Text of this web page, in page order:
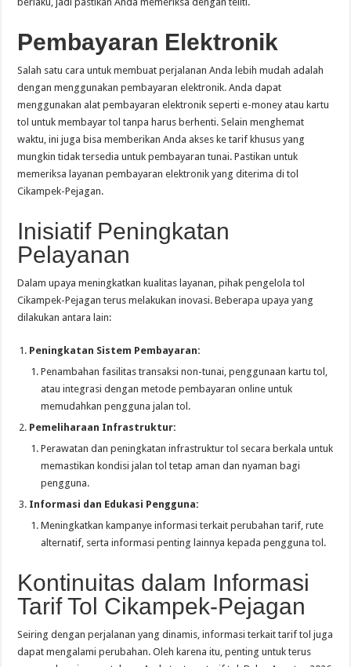
Pembayaran Elektronik
Salah satu cara untuk membuat perjalanan Anda lebih mudah adalah
dengan menggunakan pembayaran elektronik. Anda dapat
menggunakan alat pembayaran elektronik seperti e-money atau kartu
tol untuk membayar tol tanpa harus berhenti. Selain menghemat
waktu, ini juga bisa memberikan Anda akses ke tarif khusus yang
mungkin tidak tersedia untuk pembayaran tunai. Pastikan untuk
memeriksa layanan pembayaran elektronik yang diterima di tol
Cikampek-Pejagan.
Inisiatif Peningkatan
Pelayanan
Dalam upaya meningkatkan kualitas layanan, pihak pengelola tol
Cikampek-Pejagan terus melakukan inovasi. Beberapa upaya yang
dilakukan antara lain:
Peningkatan Sistem Pembayaran:
Penambahan fasilitas transaksi non-tunai, penggunaan kartu tol,
atau integrasi dengan metode pembayaran online untuk
memudahkan pengguna jalan tol.
Pemeliharaan Infrastruktur:
Perawatan dan peningkatan infrastruktur tol secara berkala untuk
memastikan kondisi jalan tol tetap aman dan nyaman bagi
pengguna.
Informasi dan Edukasi Pengguna:
Meningkatkan kampanye informasi terkait perubahan tarif, rute
alternatif, serta informasi penting lainnya kepada pengguna tol.
Kontinuitas dalam Informasi
Tarif Tol Cikampek-Pejagan
Seiring dengan perjalanan yang dinamis, informasi terkait tarif tol juga
dapat mengalami perubahan. Oleh karena itu, penting untuk terus